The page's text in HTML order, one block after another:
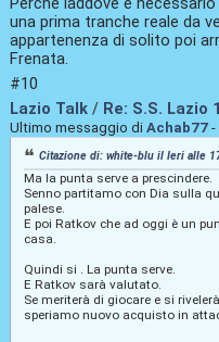
una prima tranche reale da
appartenenza di solito poi
Frenata.
#10
Lazio Talk/ Re: S.S. Lazio
Ultimo messaggio di Achab77 -
Citazione di: white-blu ilIeri alle
Ma la punta serve a prescindere.
Senno partitamo con Dia sulla
palese.
E poi Ratkov che ad oggi è un
casa.
Quindi si . La punta serve.
E Ratkov sarà valutato.
Se meriterà di giocare e si
speriamo nuovo acquisto in